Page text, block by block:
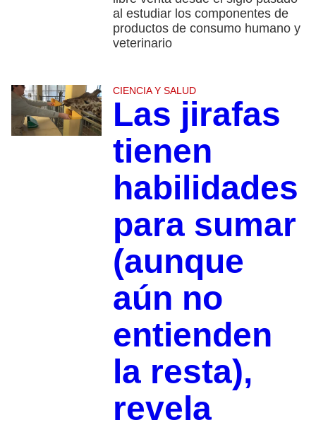
al estudiar los componentes de
productos de consumo humano y
veterinario
CIENCIA Y SALUD
Las jirafas
tienen
habilidades
para sumar
(aunque
aún no
entienden
la resta),
revela